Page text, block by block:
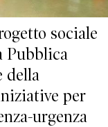
sociale
Pubblica
della
per
urgenza